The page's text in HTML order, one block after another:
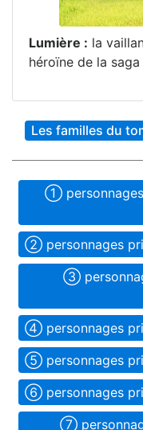
Lumière : la
héroïne de la
Les familles du
➀
➁ person­nages
➂
➃ person­nages
➄ person­nages
➅ person­nages
➆